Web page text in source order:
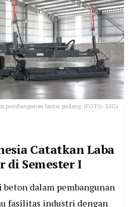
pembangunan lantai gudang. (FOTO: SIG)
Catatkan Laba
di Semester I
beton dalam pembangunan
fasilitas industri dengan